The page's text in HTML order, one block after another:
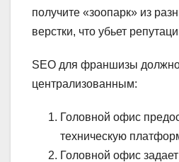
получите «зоопарк» из
верстки, что убьет
SEO для франшизы
централизованным:
Головной офис
техническую
Головной офис